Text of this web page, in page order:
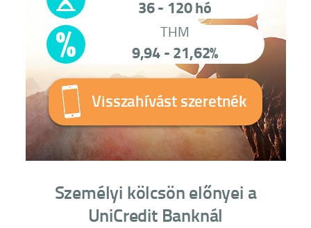
36 - 120 hó
THM
9,94 - 21,62%
Visszahívást szeretnék
Személyi kölcsön előnyei a
UniCredit Banknál